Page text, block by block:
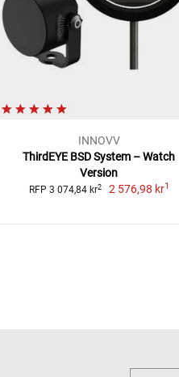
INNOVV
ThirdEYE BSD System – Watch
Version
RFP 3 074,84 kr2 2 576,98 kr1